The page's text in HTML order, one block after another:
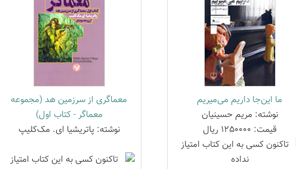
ما این‌جا داریم می‌میریم
نوشته: مریم حسینیان
قیمت: 1250000 ریال
معماگری از سرزمین هد (مجموعه
معماگر - کتاب اول)
نوشته: پاتریشیا ای. مک‌کلیپ